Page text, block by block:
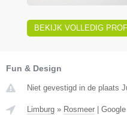
BEKIJK VOLLEDIG
Fun & Design
Niet gevestigd in de plaats
Limburg » Rosmeer |